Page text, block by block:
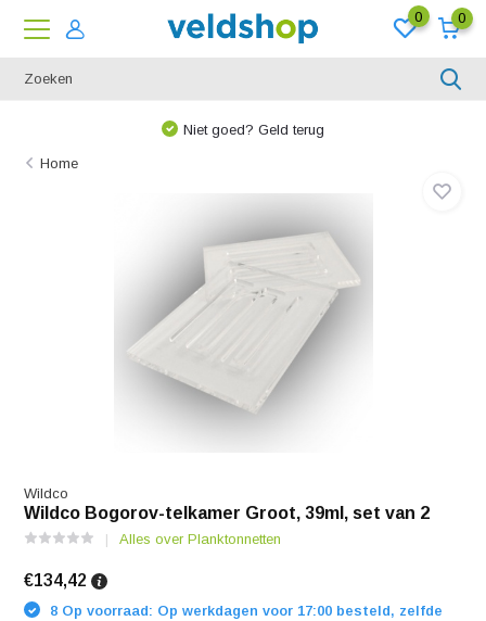
0 0
Niet goed? Geld terug
Home
Wildco
Wildco Bogorov-telkamer Groot, 39ml, set van 2
Alles over Planktonnetten
€134,42
8 Op voorraad: Op werkdagen voor 17:00 besteld, zelfde